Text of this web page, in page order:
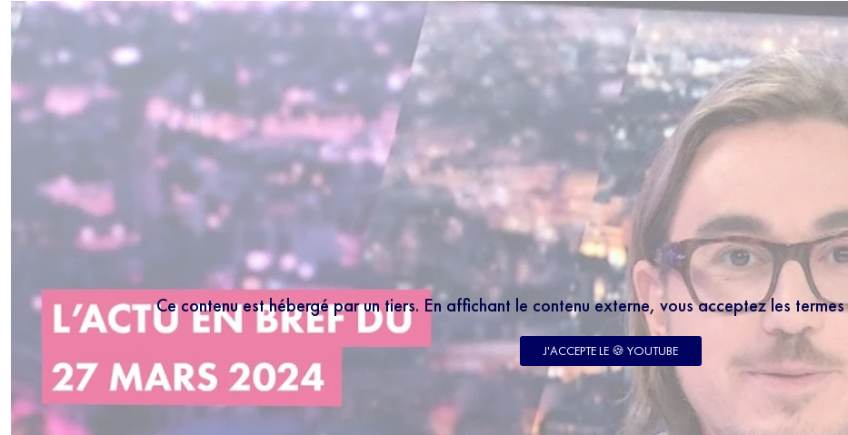
Ce contenu est hébergé par un tiers. En affichant le contenu externe, vous acceptez les
J'ACCEPTE LE 🍪 YOUTUBE
NEWSLETTER
Inscrivez-vous à notre newsletter 100% éducation et recevez tous
les mercredis le meilleur des programmes SQOOL TV en moins de
5 minutes.
En renseignant votre email, vous acceptez de recevoir
régulièrement notre newsletter par courrier électronique et vous prenez